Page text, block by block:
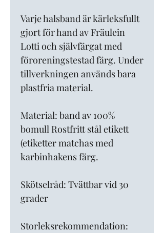
Varje halsband är kärleksfullt
gjort för hand av Fräulein
Lotti och självfärgat med
föroreningstestad färg. Under
tillverkningen används bara
plastfria material.
Material: band av 100%
bomull Rostfritt stål etikett
(etiketter matchas med
karbinhakens färg.
Skötselråd: Tvättbar vid 30
grader
Storleksrekommendation: